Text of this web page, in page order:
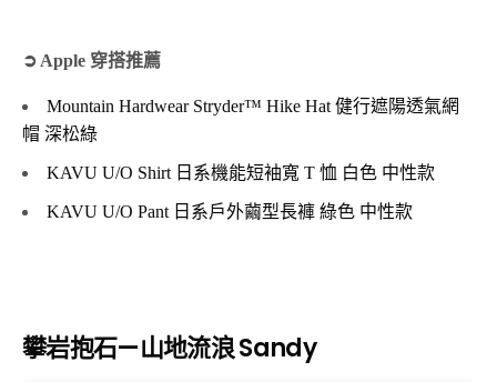
➲ Apple 穿搭推薦
Mountain Hardwear Stryder™ Hike Hat 健行遮陽透氣網
帽 深松綠
KAVU U/O Shirt 日系機能短袖寬 T 恤 白色 中性款
KAVU U/O Pant 日系戶外繭型長褲 綠色 中性款
攀岩抱石—山地流浪 Sandy